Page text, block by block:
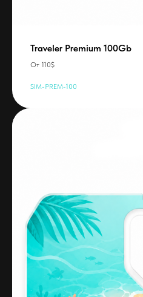
Traveler Premium 100Gb
От 110$
SIM-PREM-100